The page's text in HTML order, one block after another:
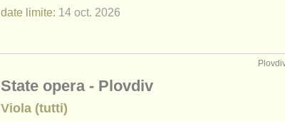
date limite: 14 oct. 2026
State opera - Plovdiv
Viola (tutti)